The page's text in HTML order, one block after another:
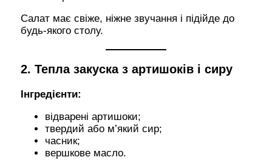
Салат має свіже, ніжне звучання і підійде до
будь-якого столу.
2. Тепла закуска з артишоків і сиру
Інгредієнти:
відварені артишоки;
твердий або м’який сир;
часник;
вершкове масло.